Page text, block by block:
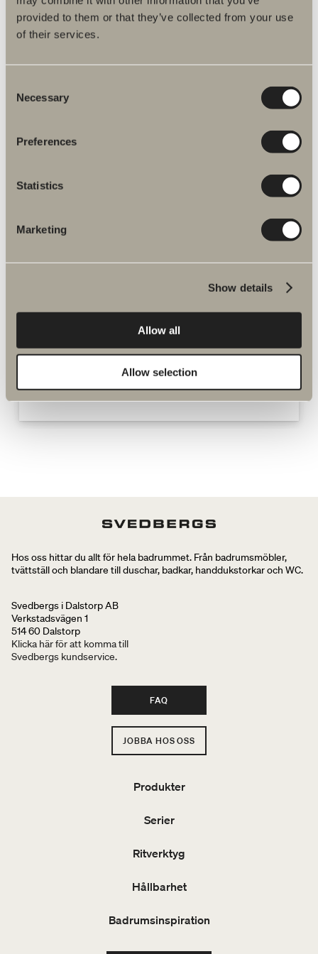
provided to them or that they’ve collected from your use
of their services.
Selection
Necessary
Preferences
Statistics
Marketing
Show details
Allow all
Allow selection
Kortlingsmått och teknisk fakta
I:et metall reservdelar
Hos oss hittar du allt för hela badrummet. Från badrumsmöbler,
tvättställ och blandare till duschar, badkar, handdukstorkar och WC.
Svedbergs i Dalstorp AB
Verkstadsvägen 1
514 60 Dalstorp
Klicka här för att komma till
Svedbergs kundservice.
FAQ
JOBBA HOS OSS
Produkter
Serier
Ritverktyg
Hållbarhet
Badrumsinspiration